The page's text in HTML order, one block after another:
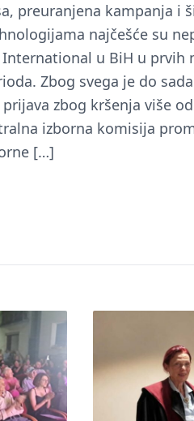
preuranjena kampanja i
najčešće su
u BiH u prvih
Zbog svega je do
zbog kršenja više
izborna komisija
[…]